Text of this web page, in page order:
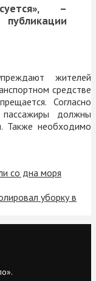
–
жителей
средстве
Согласно
должны
Также необходимо
со дна моря
уборку в